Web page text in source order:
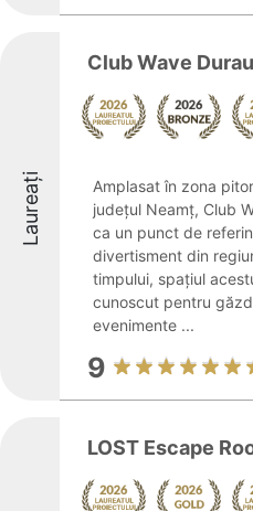
Laureați
Club Wave Durau
Amplasat în zona
județul Neamț, Club
ca un punct de
divertisment din
timpului, spațiul
cunoscut pentru
evenimente ...
9
LOST Escape